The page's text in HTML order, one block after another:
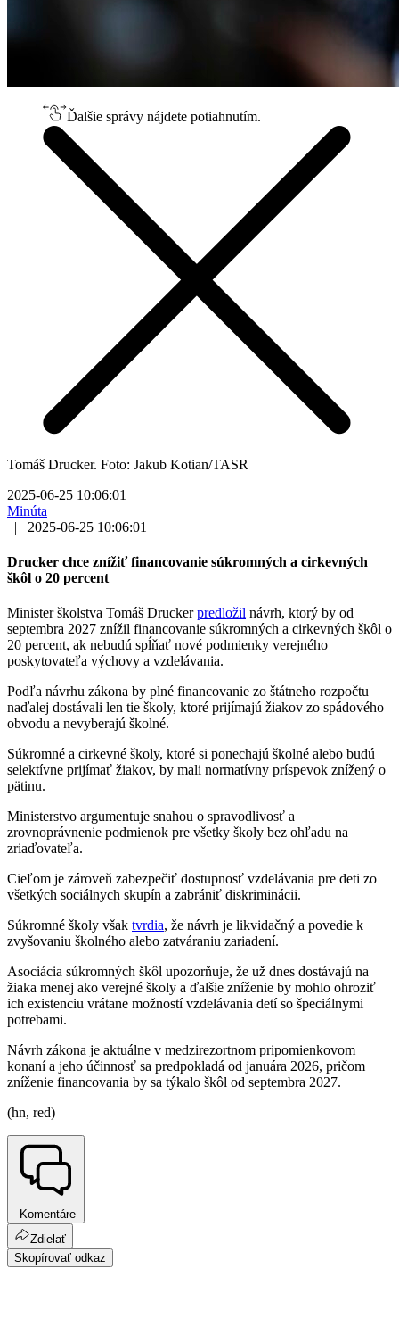
Ďalšie správy nájdete potiahnutím.
Tomáš Drucker. Foto: Jakub Kotian/TASR
2025-06-25 10:06:01
Minúta
|
2025-06-25 10:06:01
Drucker chce znížiť financovanie súkromných a cirkevných
škôl o 20 percent
Minister školstva Tomáš Druckerpredložil návrh, ktorý by od
septembra 2027 znížil financovanie súkromných a cirkevných škôl o
20 percent, ak nebudú spĺňať nové podmienky verejného
poskytovateľa výchovy a vzdelávania.
Podľa návrhu zákona by plné financovanie zo štátneho rozpočtu
naďalej dostávali len tie školy, ktoré prijímajú žiakov zo spádového
obvodu a nevyberajú školné.
Súkromné a cirkevné školy, ktoré si ponechajú školné alebo budú
selektívne prijímať žiakov, by mali normatívny príspevok znížený o
pätinu.
Ministerstvo argumentuje snahou o spravodlivosť a
zrovnoprávnenie podmienok pre všetky školy bez ohľadu na
zriaďovateľa.
Cieľom je zároveň zabezpečiť dostupnosť vzdelávania pre deti zo
všetkých sociálnych skupín a zabrániť diskriminácii.
Súkromné školy však tvrdia, že návrh je likvidačný a povedie k
zvyšovaniu školného alebo zatváraniu zariadení.
Asociácia súkromných škôl upozorňuje, že už dnes dostávajú na
žiaka menej ako verejné školy a ďalšie zníženie by mohlo ohroziť
ich existenciu vrátane možností vzdelávania detí so špeciálnymi
potrebami.
Návrh zákona je aktuálne v medzirezortnom pripomienkovom
konaní a jeho účinnosť sa predpokladá od januára 2026, pričom
zníženie financovania by sa týkalo škôl od septembra 2027.
(hn, red)
Komentáre
Zdielať
Skopírovať odkaz